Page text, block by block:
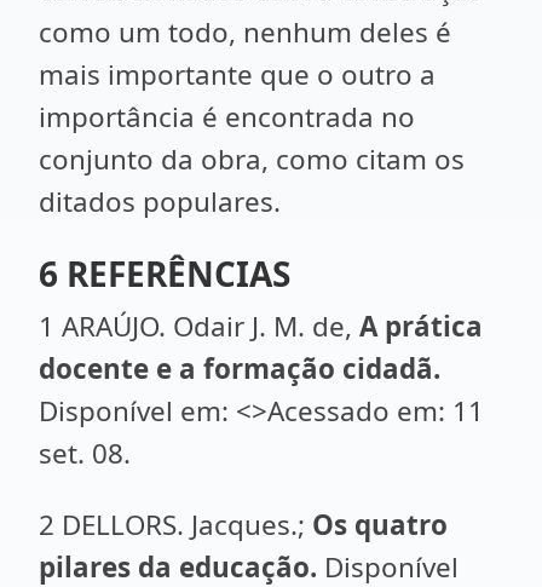
como um todo, nenhum deles é
mais importante que o outro a
importância é encontrada no
conjunto da obra, como citam os
ditados populares.
6 REFERÊNCIAS
1 ARAÚJO. Odair J. M. de, A prática
docente e a formação cidadã.
Disponível em: <>Acessado em: 11
set. 08.
2 DELLORS. Jacques.; Os quatro
pilares da educação. Disponível